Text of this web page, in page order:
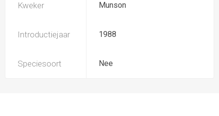
Kweker Munson
Introductiejaar 1988
Speciesoort Nee